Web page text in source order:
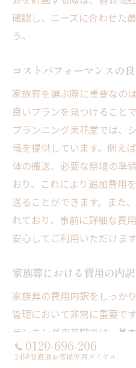
確認し、ニーズに合わせた
う。
コストパフォーマンスの
家族葬を選ぶ際に重要なの
良いプランを見つけること
プランニング東花堂では、
儀を提供しています。例え
体の搬送、必要な祭壇の準
おり、これにより追加費用
送ることができます。また
れており、事前に詳細な費
安心してご利用いただけます
家族葬における費用の内訳
家族葬の費用内訳をしっか
管理において非常に重要で
ランニング東花堂では、基
として、式場のレンタル、
0120-696-206
24時間直通お客様専用ダイヤル